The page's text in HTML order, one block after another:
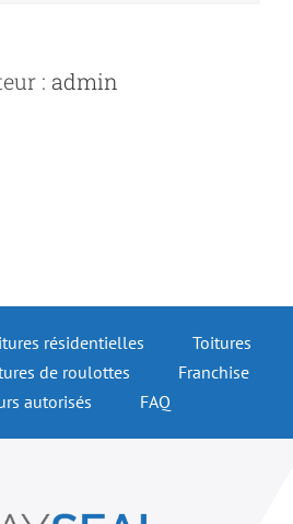
: admin
résidentielles
Toitures
de roulottes
Franchise
autorisés
FAQ